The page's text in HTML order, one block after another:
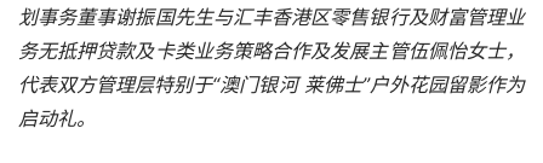
划事务董事谢振国先生与汇丰香港区零售银行及财富管理业
务无抵押贷款及卡类业务策略合作及发展主管伍佩怡女士，
代表双方管理层特别于“澳门银河 莱佛士”户外花园留影作为
启动礼。